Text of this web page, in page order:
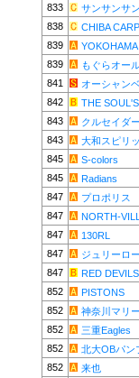
833
サンサンサ
838
CHIBA CARP
839
YOKOHAMA
839
もぐらオー
841
オーシャン
842
THE SOUL'S
843
クルセイダ
843
大和スピリ
845
S-colors
845
Radians
847
プロポリス
847
NORTH-
847
130RL
847
ジュリーロ
847
RED DEVILS
852
PISTONS
852
神奈川マリ
852
三重Eagles
852
北大OBパン
852
来也